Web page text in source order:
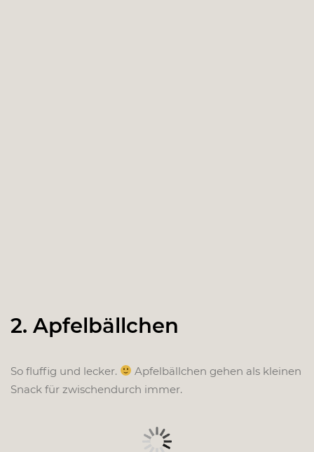
2. Apfelbällchen
So fluffig und lecker.
Apfelbällchen gehen als kleinen
Snack für zwischendurch immer.